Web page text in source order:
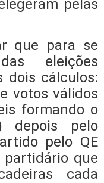
pelas
que para se
eleições
dois cálculos:
votos válidos
formando o
depois pelo
pelo QE
partidário que
cada